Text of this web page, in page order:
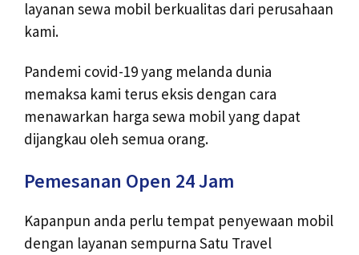
layanan sewa mobil berkualitas dari perusahaan
kami.
Pandemi covid-19 yang melanda dunia
memaksa kami terus eksis dengan cara
menawarkan harga sewa mobil yang dapat
dijangkau oleh semua orang.
Pemesanan Open 24 Jam
Kapanpun anda perlu tempat penyewaan mobil
dengan layanan sempurna Satu Travel